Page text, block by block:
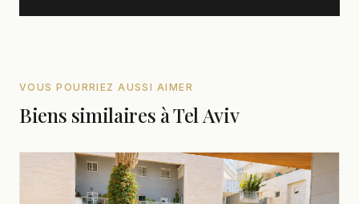
VOUS POURRIEZ AUSSI AIMER
Biens similaires à Tel Aviv